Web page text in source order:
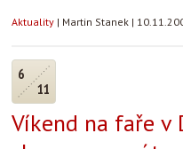
Aktuality | Martin Stanek |
6
11
Víkend na faře v